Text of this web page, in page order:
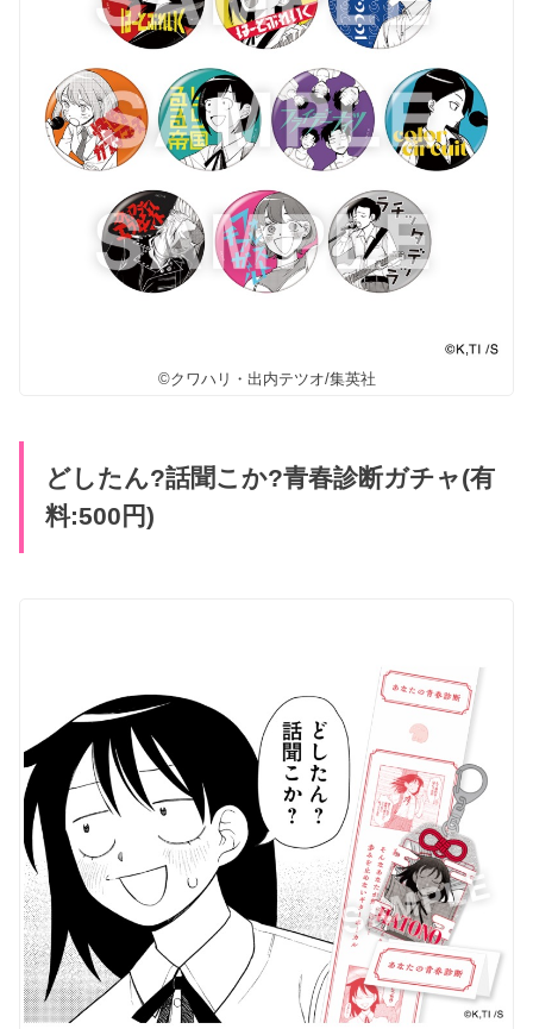
©クワハリ・出内テツオ/集英社
どしたん?話聞こか?青春診断ガチャ(有
料:500円)